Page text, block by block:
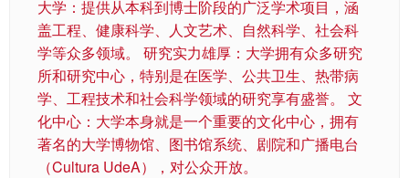
大学：提供从本科到博士阶段的广泛学术项目，涵
盖工程、健康科学、人文艺术、自然科学、社会科
学等众多领域。 研究实力雄厚：大学拥有众多研究
所和研究中心，特别是在医学、公共卫生、热带病
学、工程技术和社会科学领域的研究享有盛誉。 文
化中心：大学本身就是一个重要的文化中心，拥有
著名的大学博物馆、图书馆系统、剧院和广播电台
（Cultura UdeA），对公众开放。